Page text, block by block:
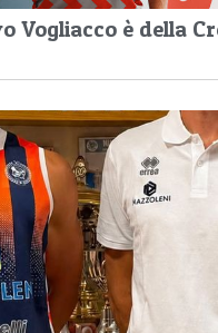
Vogliacco è della